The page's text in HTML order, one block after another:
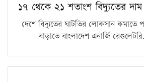
১৭ থেকে ২১ শতাংশ বিদ্যুতের দাম
দেশে বিদ্যুতের ঘাটতির লোকসান কমাতে
বাড়াতে বাংলাদেশ এনার্জি